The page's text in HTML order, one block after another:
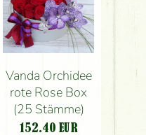
Vanda Orchidee
rote Rose Box
(25 Stämme)
152.40 EUR